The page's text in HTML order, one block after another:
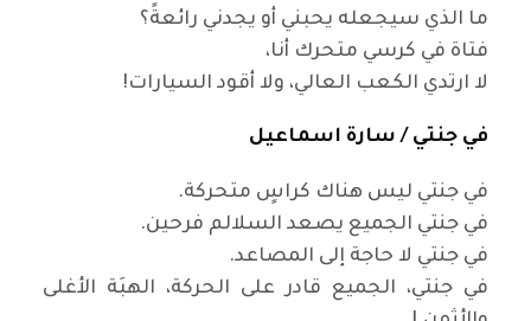
ما الذي سيجعله يحبني أو يجدني رائعةً؟
فتاة في كرسي متحرك أنا،
لا ارتدي الكعب العالي، ولا أقود السيارات!
في جنتي / سارة اسماعيل
في جنتي ليس هناك كراسٍ متحركة.
في جنتي الجميع يصعد السلالم فرحين.
في جنتي لا حاجة إلى المصاعد.
في جنتي، الجميع قادر على الحركة، الهبَة الأغلى